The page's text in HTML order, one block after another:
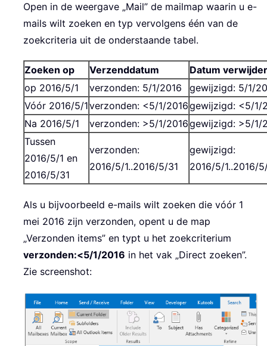
Open in de weergave „Mail” de mailmap waarin u e-
mails wilt zoeken en typ vervolgens één van de
zoekcriteria uit de onderstaande tabel.
Zoeken op Verzenddatum
Datum
op 2016/5/1
verzonden: 5/1/2016
gewijzigd: 5/1/
Vóór 2016/5/1verzonden: <5/1/2016gewijzigd: <5/1/
Na 2016/5/1
verzonden: >5/1/2016gewijzigd: >5/1/
Tussen
2016/5/1 en
2016/5/31
verzonden:
2016/5/1..2016/5/31
gewijzigd:
2016/5/1..2016/
Als u bijvoorbeeld e-mails wilt zoeken die vóór 1
mei 2016 zijn verzonden, opent u de map
„Verzonden items” en typt u het zoekcriterium
verzonden:<5/1/2016 in het vak „Direct zoeken”.
Zie screenshot: